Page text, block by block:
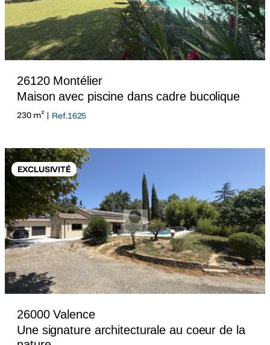
26120 Montélier
Maison avec piscine dans cadre bucolique
230 m² | Ref.1625
EXCLUSIVITÉ
26000 Valence
Une signature architecturale au coeur de la